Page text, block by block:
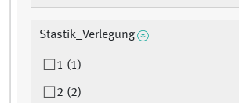
Stastik_Verlegung
1 (1)
2 (2)